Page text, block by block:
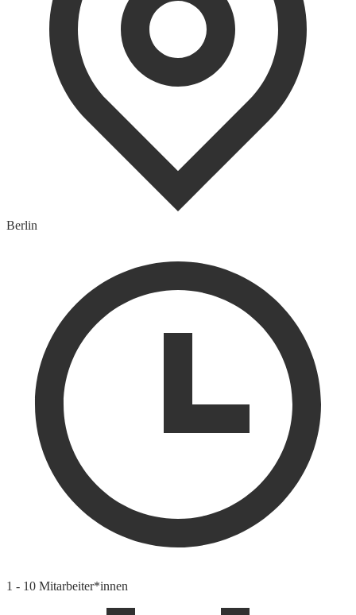
Berlin
1 - 10 Mitarbeiter*innen